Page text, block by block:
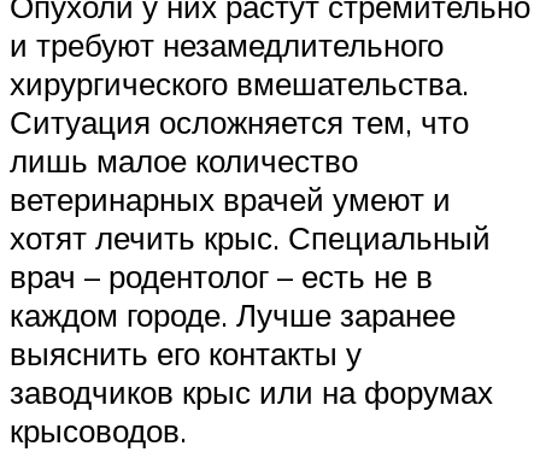
и требуют незамедлительного
хирургического вмешательства.
Ситуация осложняется тем, что
лишь малое количество
ветеринарных врачей умеют и
хотят лечить крыс. Специальный
врач – родентолог – есть не в
каждом городе. Лучше заранее
выяснить его контакты у
заводчиков крыс или на форумах
крысоводов.